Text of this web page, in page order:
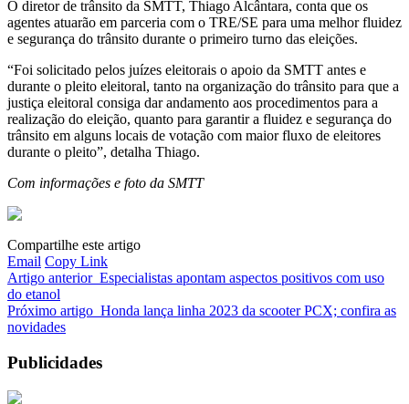
O diretor de trânsito da SMTT, Thiago Alcântara, conta que os
agentes atuarão em parceria com o TRE/SE para uma melhor fluidez
e segurança do trânsito durante o primeiro turno das eleições.
“Foi solicitado pelos juízes eleitorais o apoio da SMTT antes e
durante o pleito eleitoral, tanto na organização do trânsito para que a
justiça eleitoral consiga dar andamento aos procedimentos para a
realização do eleição, quanto para garantir a fluidez e segurança do
trânsito em alguns locais de votação com maior fluxo de eleitores
durante o pleito”, detalha Thiago.
Com informações e foto da SMTT
Compartilhe este artigo
Email Copy Link
Artigo anterior Especialistas apontam aspectos positivos com uso
do etanol
Próximo artigo Honda lança linha 2023 da scooter PCX; confira as
novidades
Publicidades